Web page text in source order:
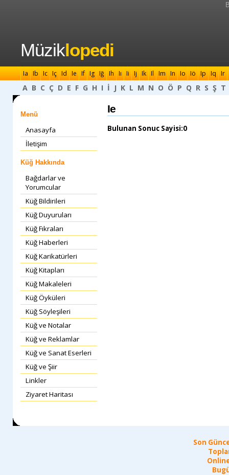
Müziklopedi
Ia Ib Ic Iç Id Ie If Ig Iğ Ih Iı Ii Ij Ik Il Im In Io Iö Ip Iq Ir
A B C Ç D E F G H I İ J K L M N O Ö P Q R S Ş T
Menü
Anasayfa
İletişim
Küğ Hakkında
Bağdarlar ve
Yorumcular
Küğ Bildirileri
Küğ Duyuruları
Küğ Fıkraları
Küğ Haberleri
Küğ Karikatürleri
Küğ Kitapları
Küğ Makaleleri
Küğ Öyküleri
Küğ Söyleşileri
Küğ ve Notalar
Küğ ve Reklamlar
Küğ ve Sanat Eserleri
Küğ ve Şiir
Linkler
Ziyaret Haritası
Ie
Bulunan Sonuc Sayisi:0
Son